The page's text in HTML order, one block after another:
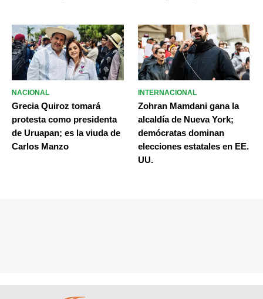
NACIONAL
Grecia Quiroz tomará
protesta como presidenta
de Uruapan; es la viuda de
Carlos Manzo
INTERNACIONAL
Zohran Mamdani gana la
alcaldía de Nueva York;
demócratas dominan
elecciones estatales en EE.
UU.